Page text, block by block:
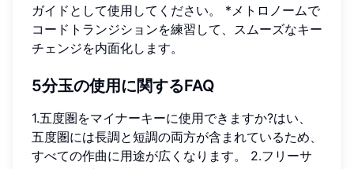
ガイドとして使用してください。 *メトロノームで
コードトランジションを練習して、スムーズなキー
チェンジを内面化します。
5分玉の使用に関するFAQ
1.五度圏をマイナーキーに使用できますか?はい、
五度圏には長調と短調の両方が含まれているため、
すべての作曲に用途が広くなります。 2.フリーサ